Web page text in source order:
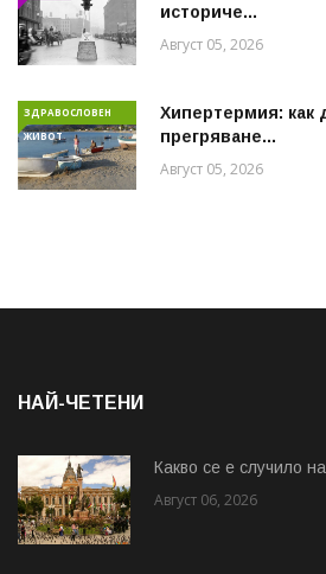
историче...
Август 05, 2026
ЗДРАВОСЛОВЕН
ЖИВОТ
Хипертермия: как
прегряване...
Август 05, 2026
НАЙ-ЧЕТЕНИ
Какво се е случило
Август 06, 2026